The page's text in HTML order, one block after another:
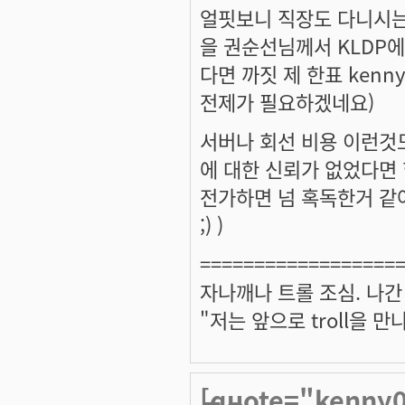
얼핏보니 직장도 다니
을 권순선님께서 KLDP
다면 까짓 제 한표
전제가 필요하겠네요)
서버나 회선 비용 이런
에 대한 신뢰가 없었다
전가하면 넘 혹독한거
;) )
자나깨나 트롤 조심. 나
"저는 앞으로 troll을 만